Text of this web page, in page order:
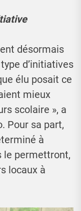
désormais
d’initiatives
élu posait ce
mieux
scolaire », a
Pour sa part,
à
le permettront,
locaux à